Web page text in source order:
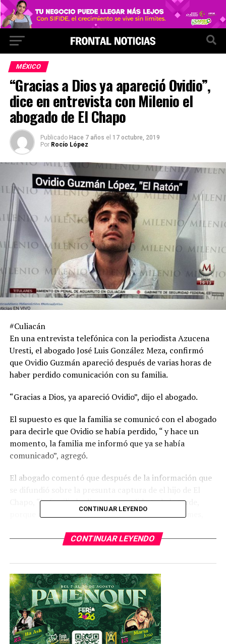
MÉXICO
“Gracias a Dios ya apareció Ovidio”,
dice en entrevista con Milenio el
abogado de El Chapo
Publicado Hace 7 años el 17 octubre, 2019
Por Rocío López
#Culiacán
En una entrevista telefónica con la periodista Azucena
Uresti, el abogado José Luis González Meza, confirmó
que Ovidio Guzmán apareció después de varias horas de
haber perdido comunicación con su familia.
“Gracias a Dios, ya apareció Ovidio”, dijo el abogado.
El supuesto es que la familia se comunicó con el abogado
para decirle que Ovidio se había perdido, “ y hace un
momento, la familia me informó que ya se había
comunicado”, agregó.
El abogado comentó que después de la información que
se difundió sobre la presunta captura de el hijo de El
Chapo, “la familia lo dio como perdido toda la tarde,
porque nadie sabía nada, se dieron algunos informes,
sido detenido.. a lo mejor se equivocaron y lo
TEMAS RELACIONADOS
YA VIENE
El Ejército tomó la decisión de liberar al hijo del Chapo,
y AMLO la respaldo
CONTINUAR LEYENDO
CONTINUAR LEYENDO